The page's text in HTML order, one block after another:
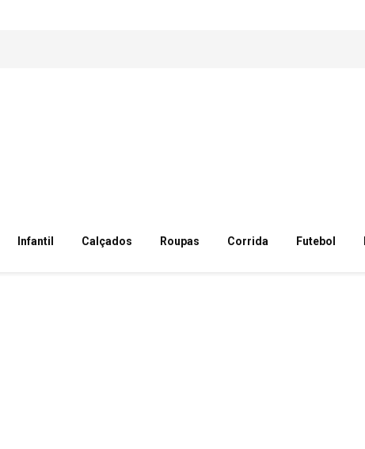
Infantil Calçados Roupas Corrida Futebol